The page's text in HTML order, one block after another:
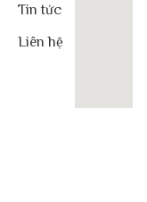
Tin tức
Liên hệ